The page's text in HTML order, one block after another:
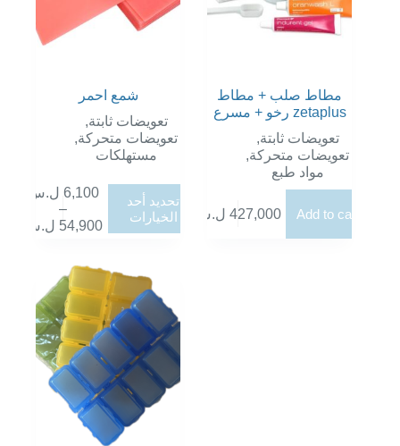
شمع احمر
تعويضات ثابتة,
تعويضات متحركة,
مستهلكات
6,100 ل.س
–
54,900 ل.س
نطاق
خلال
تحديد أحد
الخيارات
هناك
من
المنتج.
يمكن
اختيار
الخيارات
على
صفحة
مطاط صلب + مطاط
رخو + مسرع zetaplus
تعويضات ثابتة,
تعويضات متحركة,
مواد طبع
427,000 ل.س Add to cart